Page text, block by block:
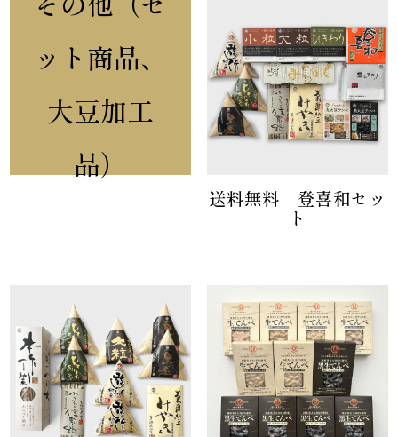
ット商品、
大豆加工
品）
送料無料 登喜和セッ
ト